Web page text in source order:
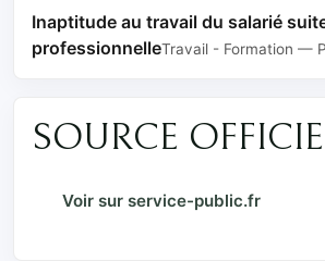
Inaptitude au travail du salarié
professionnelleTravail - Formation —
SOURCE
Voir sur service-public.fr